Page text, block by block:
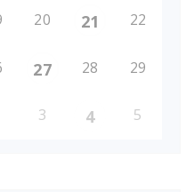
20 21 22
27 28 29
3 4 5